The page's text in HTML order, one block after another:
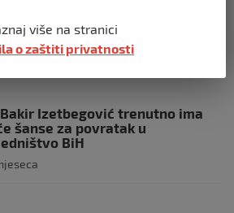
– šta vi mislite?
Izetbegović trenutno ima
šanse za povratak u
BiH
više na stranici
o zaštiti privatnosti